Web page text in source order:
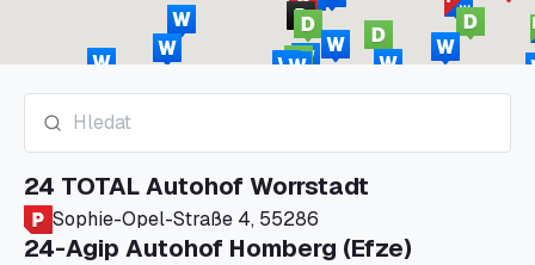
24 TOTAL Autohof Worrstadt
Sophie-Opel-Straße 4, 55286
24-Agip Autohof Homberg (Efze)